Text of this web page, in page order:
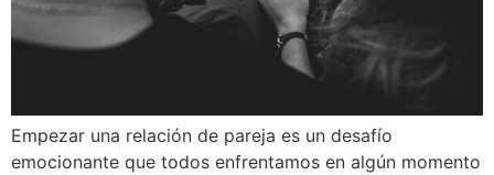
Empezar una relación de pareja es un desafío
emocionante que todos enfrentamos en algún momento